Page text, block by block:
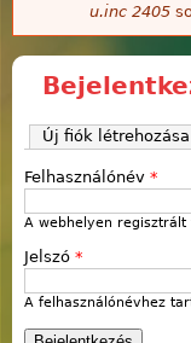
u.inc 2405
Új fiók létrehozása
Felhasználónév *
A webhelyen regisztrált
Jelszó *
A felhasználónévhez